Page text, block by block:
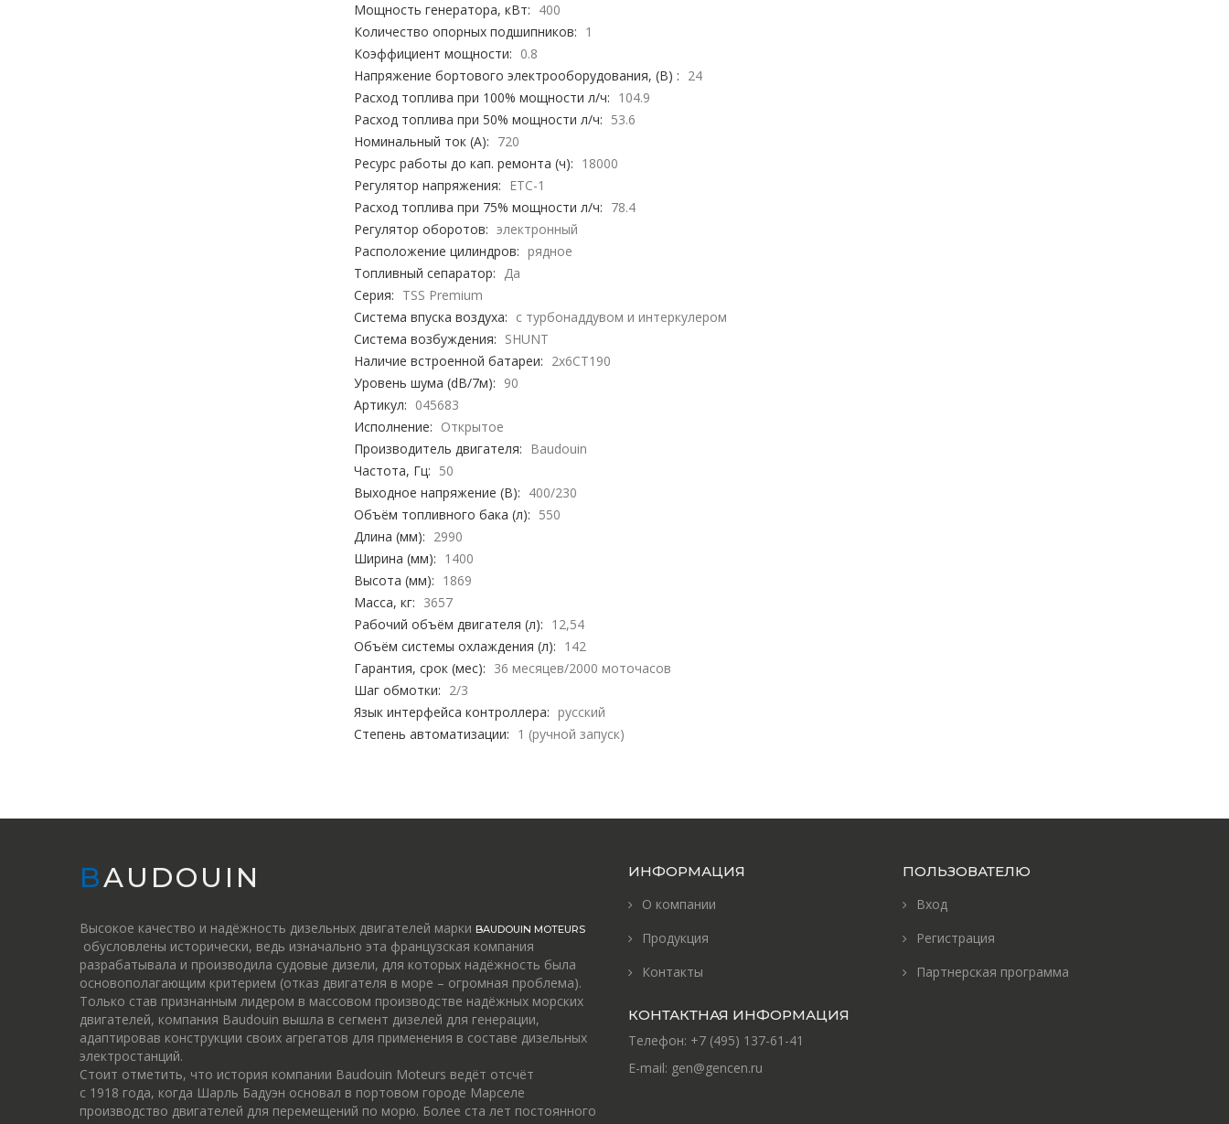
Мощность генератора, кВт: 400
Количество опорных подшипников: 1
Коэффициент мощности: 0.8
Напряжение бортового электрооборудования, (В) : 24
Расход топлива при 100% мощности л/ч: 104.9
Расход топлива при 50% мощности л/ч: 53.6
Номинальный ток (А): 720
Ресурс работы до кап. ремонта (ч): 18000
Регулятор напряжения:
ЕТС-1
Расход топлива при 75% мощности л/ч: 78.4
Регулятор оборотов: электронный
Расположение цилиндров: рядное
Топливный сепаратор: Да
Серия: TSS Premium
Система впуска воздуха: с турбонаддувом и интеркулером
Система возбуждения: SHUNT
Наличие встроенной батареи: 2х6СТ190
Уровень шума (dB/7м): 90
Артикул: 045683
Исполнение: Открытое
Производитель двигателя:
Baudouin
Частота, Гц: 50
Выходное напряжение (В): 400/230
Объём топливного бака (л): 550
Длина (мм): 2990
Ширина (мм): 1400
Высота (мм): 1869
Масса, кг: 3657
Рабочий объём двигателя (л): 12,54
Объём системы охлаждения (л): 142
Гарантия, срок (мес): 36 месяцев/2000 моточасов
Шаг обмотки: 2/3
Язык интерфейса контроллера: русский
Степень автоматизации: 1 (ручной запуск)
BAUDOUIN
Высокое качество и надёжность дизельных двигателей марки BAUDOUIN MOTEURS
обусловлены исторически, ведь изначально эта французская компания
разрабатывала и производила судовые дизели, для которых надёжность была
основополагающим критерием (отказ двигателя в море – огромная проблема).
Только став признанным лидером в массовом производстве надёжных морских
двигателей, компания Baudouin вышла в сегмент дизелей для генерации,
адаптировав конструкции своих агрегатов для применения в составе дизельных
электростанций.
Стоит отметить, что история компании Baudouin Moteurs ведёт отсчёт
c 1918 года, когда Шарль Бадуэн основал в портовом городе Марселе
производство двигателей для перемещений по морю. Более ста лет постоянного
ИНФОРМАЦИЯ
О компании
Продукция
Контакты
ПОЛЬЗОВАТЕЛЮ
Вход
Регистрация
Партнерская программа
КОНТАКТНАЯ ИНФОРМАЦИЯ
Телефон: +7 (495) 137-61-41
E-mail: gen@gencen.ru